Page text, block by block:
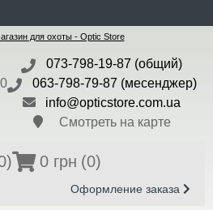
грн
Вход
Регистрация
073-798-19-87 (общий)
063-798-79-87 (месенджер)
info@opticstore.com.ua
Смотреть на карте
) 0 грн (0)
Оформление заказа